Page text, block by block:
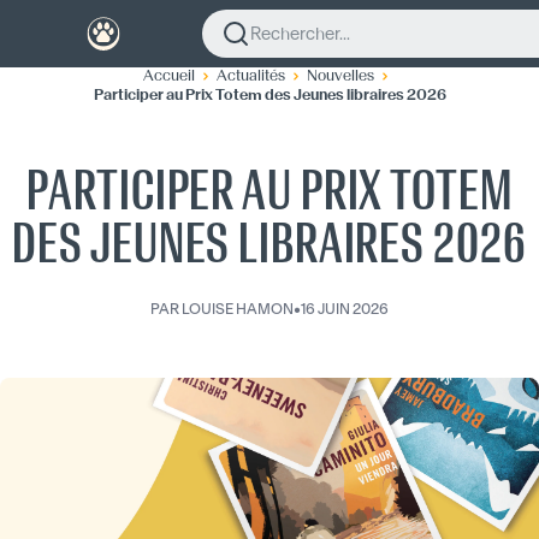
Rechercher...
Accueil Actualités
Nouvelles
Participer au Prix Totem des Jeunes libraires 2026
PARTICIPER AU PRIX TOTEM
DES JEUNES LIBRAIRES 2026
PAR LOUISE HAMON•16 JUIN 2026